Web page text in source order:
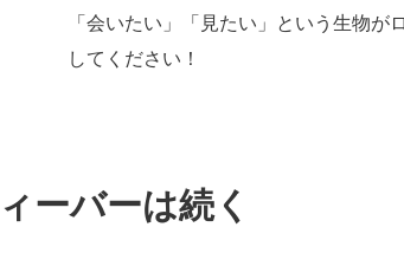
「会いたい」「見たい」という生物
してください！
ーバーは続く